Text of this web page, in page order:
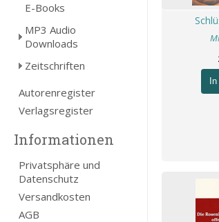
E-Books
MP3 Audio
Downloads
Zeitschriften
Autorenregister
Verlagsregister
Informationen
Privatsphäre und
Datenschutz
Versandkosten
AGB